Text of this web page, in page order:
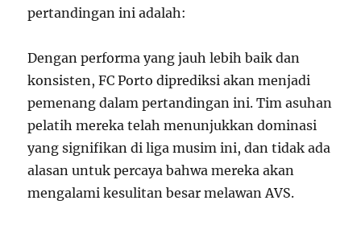
pertandingan ini adalah:
Dengan performa yang jauh lebih baik dan
konsisten, FC Porto diprediksi akan menjadi
pemenang dalam pertandingan ini. Tim asuhan
pelatih mereka telah menunjukkan dominasi
yang signifikan di liga musim ini, dan tidak ada
alasan untuk percaya bahwa mereka akan
mengalami kesulitan besar melawan AVS.